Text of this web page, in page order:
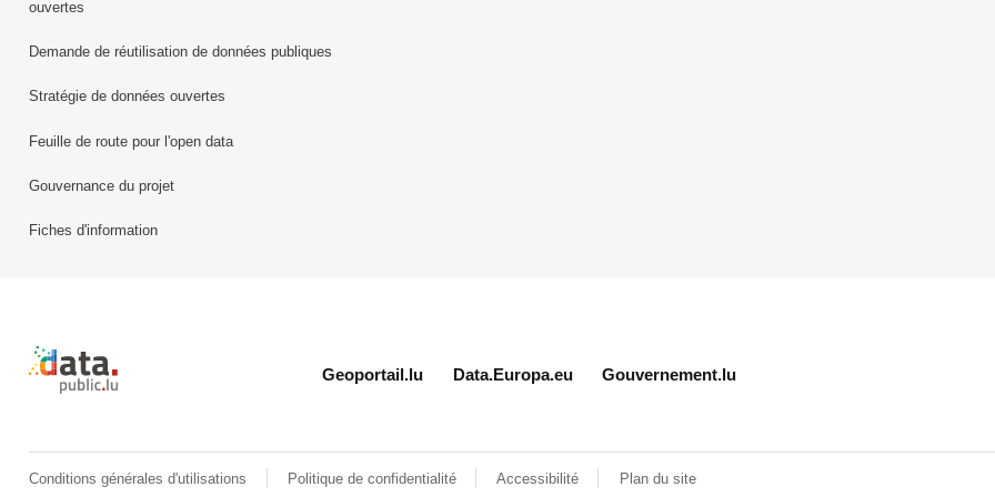
ouvertes
Demande de réutilisation de données publiques
Stratégie de données ouvertes
Feuille de route pour l'open data
Gouvernance du projet
Fiches d'information
Retour à l'accueil de data.public.lu
Geoportail.lu Data.Europa.eu Gouvernement.lu
Conditions générales d'utilisations Politique de confidentialité Accessibilité Plan du site